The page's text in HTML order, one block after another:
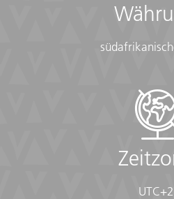
UTC+2